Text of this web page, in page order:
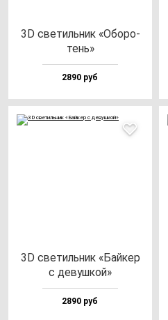
3D све­тиль­ник «Обо­ро­
тень»
2890 руб
3D све­тиль­ник «Бай­кер
с де­вуш­кой»
2890 руб